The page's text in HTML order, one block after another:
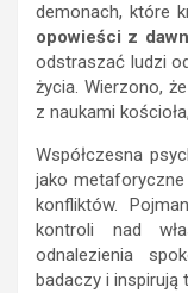
demonach, które
opowieści z
odstraszać ludzi
życia. Wierzono,
z naukami
Współczesna
jako
konfliktów.
kontroli nad
odnalezienia
badaczy i inspirują